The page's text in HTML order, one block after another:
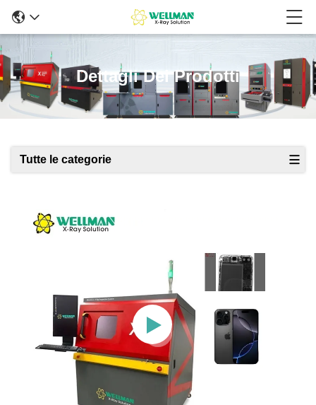
Dettagli Dei Prodotti
Tutte le categorie